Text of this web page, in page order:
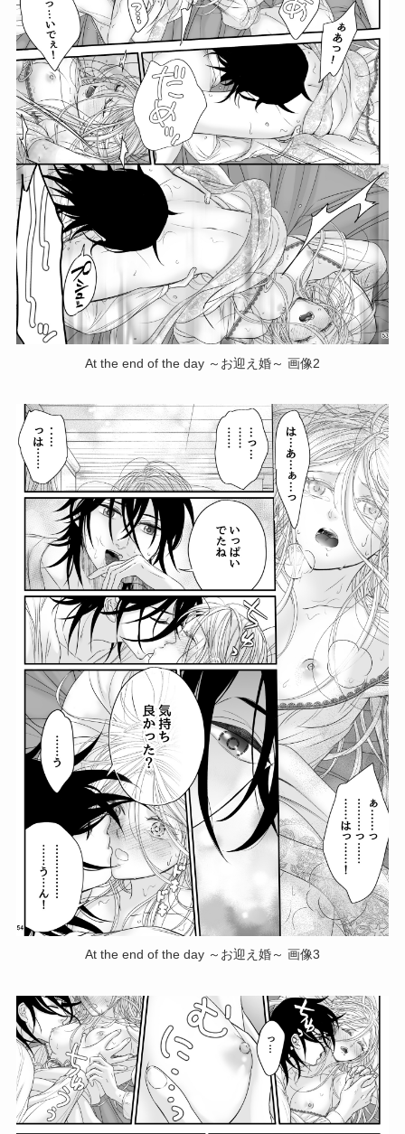
At the end of the day ～お迎え婚～ 画像2
At the end of the day ～お迎え婚～ 画像3